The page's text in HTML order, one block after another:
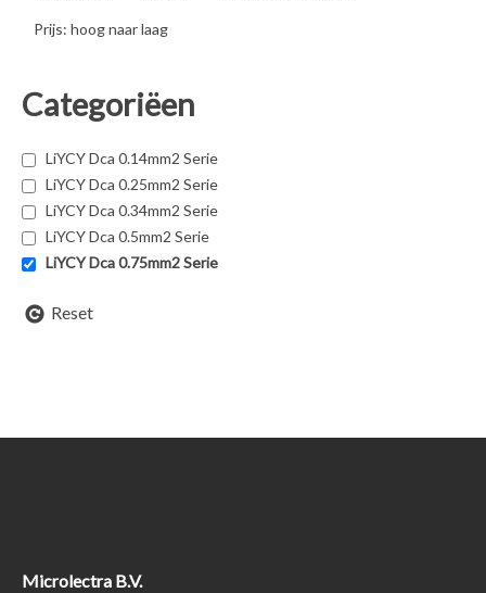
Prijs: hoog naar laag
Categoriëen
LiYCY Dca 0.14mm2 Serie
LiYCY Dca 0.25mm2 Serie
LiYCY Dca 0.34mm2 Serie
LiYCY Dca 0.5mm2 Serie
LiYCY Dca 0.75mm2 Serie
Reset
Microlectra B.V.